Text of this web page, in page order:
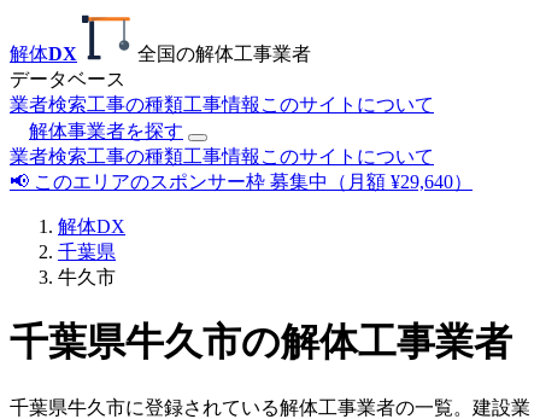
解体DX
全国の解体工事業者
データベース
業者検索工事の種類工事情報 このサイトについて
解体事業者を探す
業者検索工事の種類工事情報 このサイトについて
📢 このエリアのスポンサー枠 募集中（月額 ¥29,640）
解体DX
千葉県
牛久市
千葉県牛久市の解体工事業者
千葉県牛久市に登録されている解体工事業者の一覧。建設業